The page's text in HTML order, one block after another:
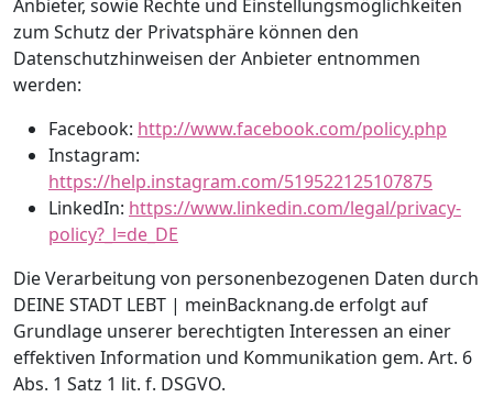
Anbieter, sowie Rechte und Einstellungsmöglichkeiten
zum Schutz der Privatsphäre können den
Datenschutzhinweisen der Anbieter entnommen
werden:
Facebook: http://www.facebook.com/policy.php
Instagram:
https://help.instagram.com/519522125107875
LinkedIn: https://www.linkedin.com/legal/privacy-
policy?_l=de_DE
Die Verarbeitung von personenbezogenen Daten durch
DEINE STADT LEBT | meinBacknang.de erfolgt auf
Grundlage unserer berechtigten Interessen an einer
effektiven Information und Kommunikation gem. Art. 6
Abs. 1 Satz 1 lit. f. DSGVO.